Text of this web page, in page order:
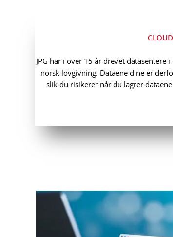
JPG har i over 15 år drevet datasentere
norsk lovgivning. Dataene dine er
slik du risikerer når du lagrer